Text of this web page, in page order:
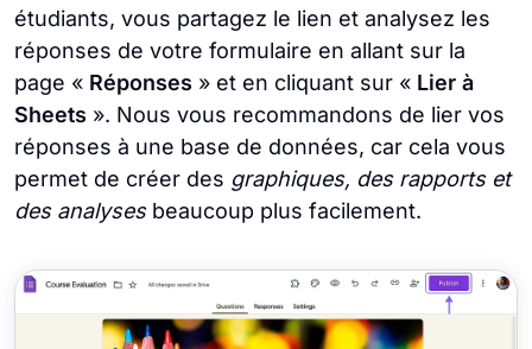
étudiants, vous partagez le lien et analysez les
réponses de votre formulaire en allant sur la
page « Réponses » et en cliquant sur « Lier à
Sheets ». Nous vous recommandons de lier vos
réponses à une base de données, car cela vous
permet de créer des graphiques, des rapports et
des analysesbeaucoup plus facilement.